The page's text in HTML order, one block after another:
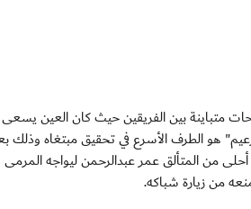
متباينة بين الفريقين حيث كان العين
هو الطرف الأسرع في تحقيق مبتغاه
أحلى من المتألق عمر عبدالرحمن ليواجه
من زيارة شباكه.